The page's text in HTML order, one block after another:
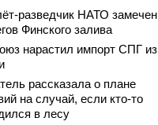
разведчик НАТО замечен
Финского залива
нарастил импорт СПГ из
рассказала о плане
на случай, если кто-то
в лесу